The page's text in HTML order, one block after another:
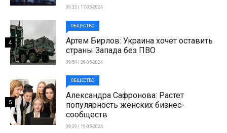
09:33 | 17-05-2024
ОБЩЕСТВО
Артем Бирлов: Украина хочет оставить
страны Запада без ПВО
09:54 | 29-05-2024
4
ОБЩЕСТВО
Александра Сафронова: Растет
популярность женских бизнес-
сообществ
09:39 | 19-05-2024
5